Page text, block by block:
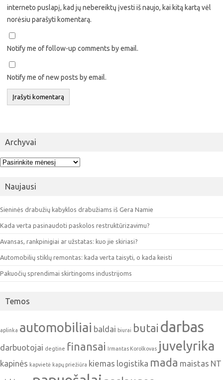
interneto puslapį, kad jų nebereiktų įvesti iš naujo, kai kitą kartą vėl
norėsiu parašyti komentarą.
Notify me of follow-up comments by email.
Notify me of new posts by email.
Archyvai
Archyvai
Naujausi
Sieninės drabužių kabyklos drabužiams iš Gera Namie
Kada verta pasinaudoti paskolos restruktūrizavimu?
Avansas, rankpinigiai ar užstatas: kuo jie skiriasi?
Automobilių stiklų remontas: kada verta taisyti, o kada keisti
Pakuočių sprendimai skirtingoms industrijoms
Temos
aplinka automobiliai baldai biurai butai darbas
darbuotojai degtine finansai Irmantas Korolkovas juvelyrika
kapinės kapvietė kapų priežiūra kiemas logistika mada maistas NT